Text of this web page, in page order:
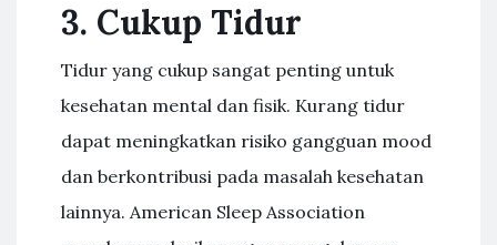
3. Cukup Tidur
Tidur yang cukup sangat penting untuk
kesehatan mental dan fisik. Kurang tidur
dapat meningkatkan risiko gangguan mood
dan berkontribusi pada masalah kesehatan
lainnya. American Sleep Association